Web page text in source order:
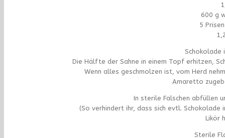
600 g
5
Schokolade
Die Hälfte der Sahne in einem Topf erhitzen,
Wenn alles geschmolzen ist, vom Herd
Amaretto
In sterile Falschen abfüllen
(So verhindert ihr, dass sich evtl.
Likör
Sterile